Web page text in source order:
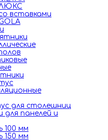
ЛЮКС
вставками
для столешниц
для панелей и
100 мм
150 мм